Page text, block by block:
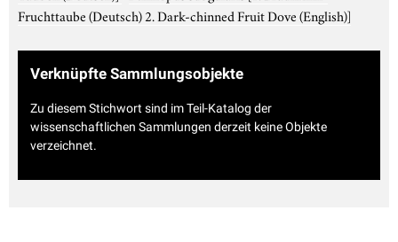
Fruchttaube (Deutsch) 2. Dark-chinned Fruit Dove (English)]
Verknüpfte Sammlungsobjekte
Zu diesem Stichwort sind im Teil-Katalog der
wissenschaftlichen Sammlungen derzeit keine Objekte
verzeichnet.